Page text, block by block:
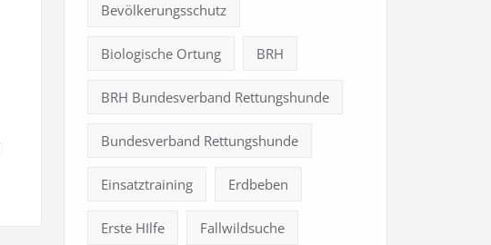
Bevölkerungsschutz
Biologische Ortung BRH
BRH Bundesverband Rettungshunde
Bundesverband Rettungshunde
Einsatztraining Erdbeben
Erste HIlfe Fallwildsuche